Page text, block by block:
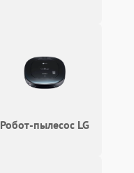
Робот-пылесос LG